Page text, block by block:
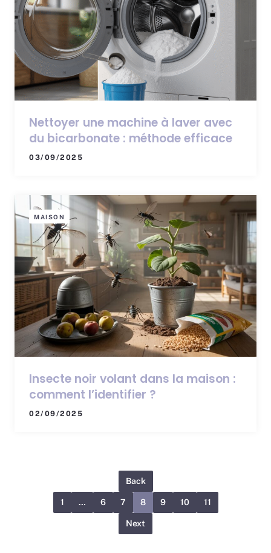
Nettoyer une machine à laver avec
du bicarbonate : méthode efficace
03/09/2025
MAISON
Insecte noir volant dans la maison :
comment l’identifier ?
02/09/2025
Back
1 … 6 7 8 9 10 11
Next